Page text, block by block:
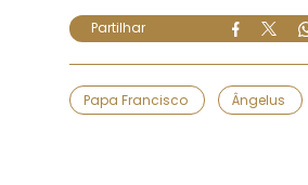
Partilhar
Papa Francisco Ângelus